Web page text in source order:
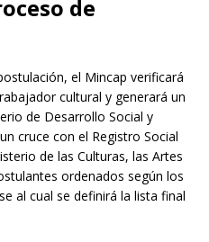
de
el Mincap verificará
cultural y generará un
de Desarrollo Social y
cruce con el Registro Social
de las Culturas, las Artes
ordenados según los
al cual se definirá la lista final